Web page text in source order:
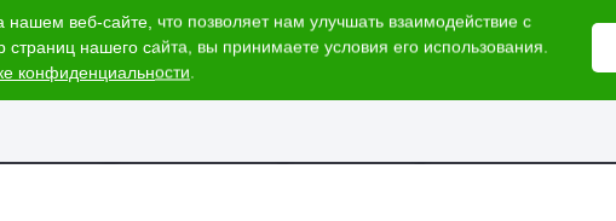
веб-сайте, что позволяет нам улучшать взаимодействие с
нашего сайта, вы принимаете условия его использования.
конфиденциальности.